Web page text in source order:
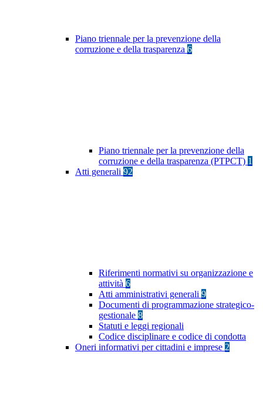
Piano triennale per la prevenzione della
corruzione e della trasparenza 6
Piano triennale per la prevenzione della
corruzione e della trasparenza (PTPCT) 1
Atti generali 92
Riferimenti normativi su organizzazione e
attività 6
Atti amministrativi generali 9
Documenti di programmazione strategico-
gestionale 8
Statuti e leggi regionali
Codice disciplinare e codice di condotta
Oneri informativi per cittadini e imprese 2